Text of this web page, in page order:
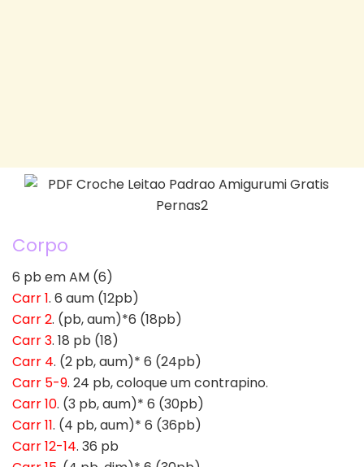
Corpo
6 pb em AM (6)
Carr 1. 6 aum (12pb)
Carr 2. (pb, aum)*6 (18pb)
Carr 3. 18 pb (18)
Carr 4. (2 pb, aum)* 6 (24pb)
Carr 5-9. 24 pb, coloque um contrapino.
Carr 10. (3 pb, aum)* 6 (30pb)
Carr 11. (4 pb, aum)* 6 (36pb)
Carr 12-14. 36 pb